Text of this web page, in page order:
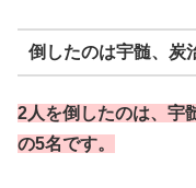
倒したのは宇髄、炭
2人を倒したのは、宇
の5名です。